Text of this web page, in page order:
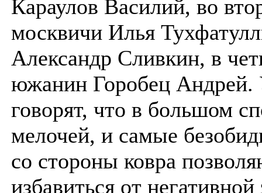
Караулов Василий, во
москвичи Илья
Александр Сливкин, в
южанин Горобец Андрей.
говорят, что в большом
мелочей, и самые
со стороны ковра
избавиться от